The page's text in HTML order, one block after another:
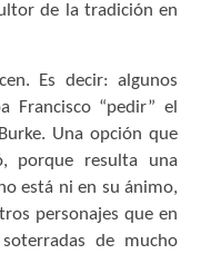
de la tradición en
Es decir: algunos
Francisco “pedir” el
Una opción que
porque resulta una
está ni en su ánimo,
personajes que en
de mucho